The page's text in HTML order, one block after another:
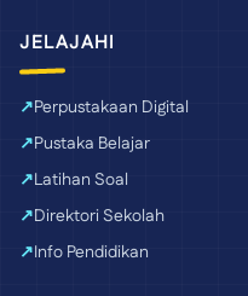
JELAJAHI
Perpustakaan Digital
Pustaka Belajar
Latihan Soal
Direktori Sekolah
Info Pendidikan